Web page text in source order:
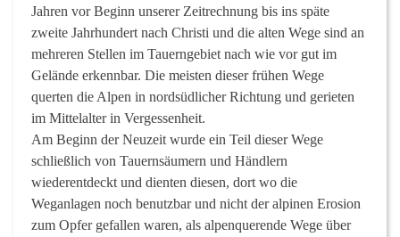
Jahren vor Beginn unserer Zeitrechnung bis ins späte
zweite Jahrhundert nach Christi und die alten Wege sind an
mehreren Stellen im Tauerngebiet nach wie vor gut im
Gelände erkennbar. Die meisten dieser frühen Wege
querten die Alpen in nordsüdlicher Richtung und gerieten
im Mittelalter in Vergessenheit.
Am Beginn der Neuzeit wurde ein Teil dieser Wege
schließlich von Tauernsäumern und Händlern
wiederentdeckt und dienten diesen, dort wo die
Weganlagen noch benutzbar und nicht der alpinen Erosion
zum Opfer gefallen waren, als alpenquerende Wege über